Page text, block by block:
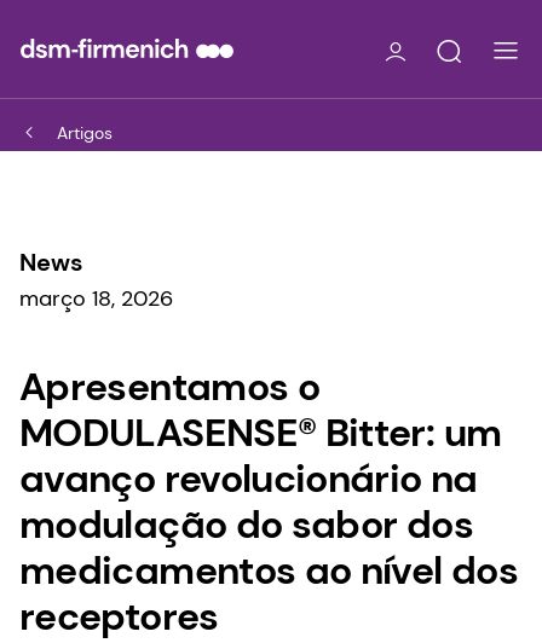
Artigos
News
março 18, 2026
Apresentamos o
MODULASENSE® Bitter: um
avanço revolucionário na
modulação do sabor dos
medicamentos ao nível dos
receptores